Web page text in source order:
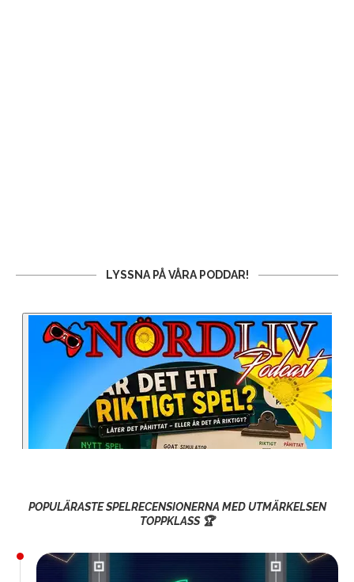
LYSSNA PÅ VÅRA PODDAR!
POPULÄRASTE SPELRECENSIONERNA MED UTMÄRKELSEN
TOPPKLASS 🏆